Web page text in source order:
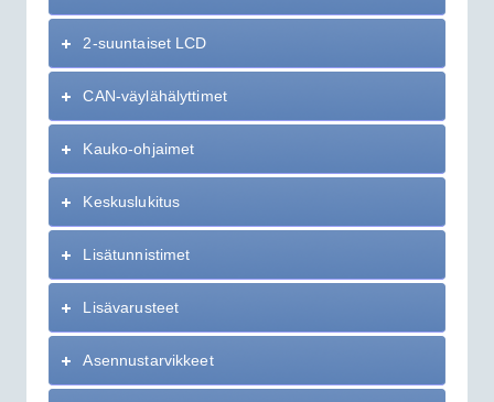
2-suuntaiset LCD
CAN-väylähälyttimet
Kauko-ohjaimet
Keskuslukitus
Lisätunnistimet
Lisävarusteet
Asennustarvikkeet